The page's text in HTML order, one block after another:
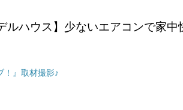
ルハウス】少ないエアコンで家
！』取材撮影♪